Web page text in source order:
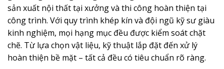
sản xuất nội thất tại xưởng và thi công hoàn thiện tại
công trình. Với quy trình khép kín và đội ngũ kỹ sư giàu
kinh nghiệm, mọi hạng mục đều được kiểm soát chặt
chẽ. Từ lựa chọn vật liệu, kỹ thuật lắp đặt đến xử lý
hoàn thiện bề mặt – tất cả đều có tiêu chuẩn rõ ràng.